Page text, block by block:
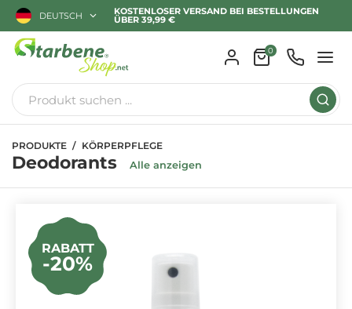
DEUTSCH KOSTENLOSER VERSAND BEI BESTELLUNGEN
ÜBER 39,99 €
0
PRODUKTE KÖRPERPFLEGE
Deodorants Alle anzeigen
RABATT
-20%